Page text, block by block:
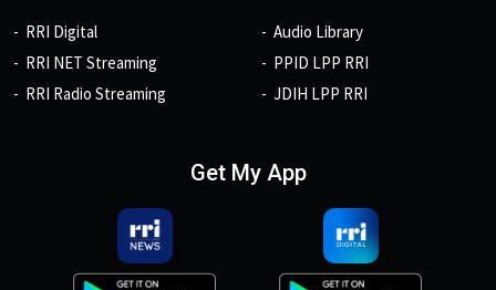
RRI Digital
RRI NET Streaming
RRI Radio Streaming
Audio Library
PPID LPP RRI
JDIH LPP RRI
Get My App